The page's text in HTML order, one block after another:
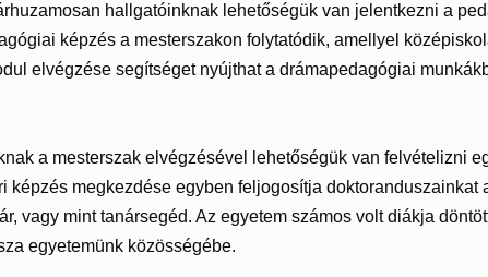
hallgatóinknak lehetőségük van jelentkezni a
képzés a mesterszakon folytatódik, amellyel
elvégzése segítséget nyújthat a drámapedagógiai
a mesterszak elvégzésével lehetőségük van felvételizni
képzés megkezdése egyben feljogosítja doktoranduszainkat
vagy mint tanársegéd. Az egyetem számos volt diákja
egyetemünk közösségébe.